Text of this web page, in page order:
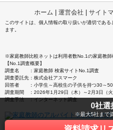
0社選
※最大5社まで
ホーム 運営会社 サイト
このサイトは、個人情報の取り扱いが適切であ
ます。
※家庭教師比較ネットは利用者数No.1の家庭教師
【No.1調査概要】
調査名 ：家庭教師 検索サイトNo.1調査
調査委託先：株式会社アスマーク
回答者 ：小学生～高校生の子供を持つ30～50
調査期間 ：2026年1月29日（木）～2月3日（火
調査手法 ：インターネット調査
© 家庭教師